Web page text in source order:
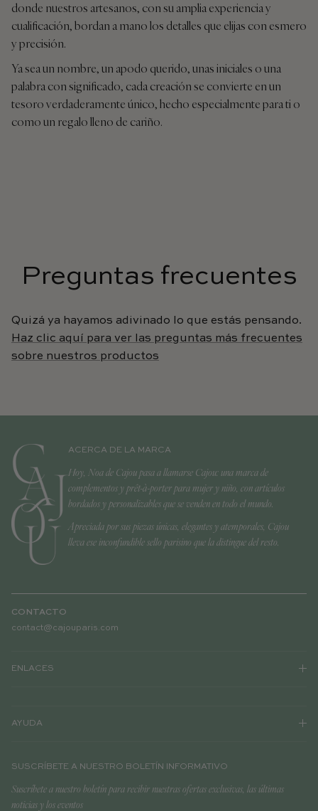
donde nuestros artesanos, con su amplia experiencia y
cualificación, bordan a mano los detalles que elijas con esmero
y precisión.
Ya sea un nombre, un apodo querido, unas iniciales o una
palabra con significado, cada creación se convierte en un
tesoro verdaderamente único, hecho especialmente para ti o
como un regalo lleno de cariño.
Preguntas frecuentes
Quizá ya hayamos adivinado lo que estás pensando.
Haz clic aquí para ver las preguntas más frecuentes
sobre nuestros productos
ACERCA DE LA MARCA
Hoy, Noa de Cajou pasa a llamarse Cajou: una marca de
complementos y prêt-à-porter para mujer y niño, con artículos
bordados y personalizables que se venden en todo el mundo.
Apreciada por sus piezas únicas, elegantes y atemporales, Cajou
lleva ese inconfundible sello parisino que la distingue del resto.
CONTACTO
contact@cajouparis.com
ENLACES
AYUDA
SUSCRÍBETE A NUESTRO BOLETÍN INFORMATIVO
Suscríbete a nuestro boletín para recibir nuestras ofertas exclusivas, las últimas
noticias y los eventos